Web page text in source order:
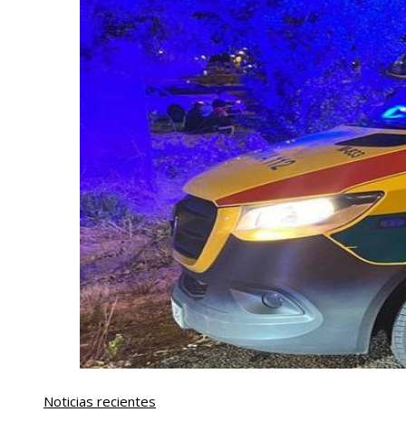
Noticias recientes